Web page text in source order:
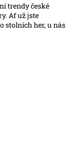
trendy české
Ať už jste
stolních her, u nás